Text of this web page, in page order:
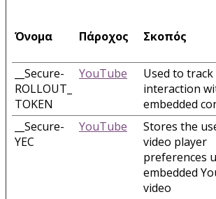
Όνομα Πάροχος Σκοπός
__Secure-
ROLLOUT_
TOKEN
YouTube
Used to track
interaction
embedded
__Secure-
YEC
YouTube
Stores the
video player
preferences
embedded
video